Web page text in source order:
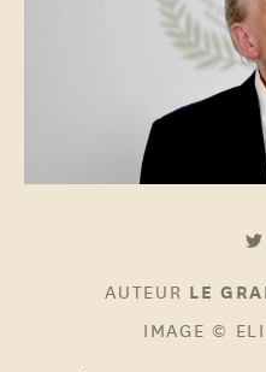
AUTEUR LE
IMAGE ©